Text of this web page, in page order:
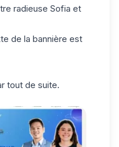
radieuse Sofia et
de la bannière est
tout de suite.